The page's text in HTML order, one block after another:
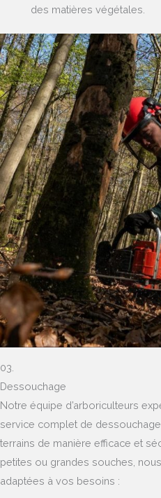
des matières végétales.
03.
Dessouchage
Notre équipe d’arboriculteurs
service complet de
terrains de manière efficace et
petites ou grandes souches,
adaptées à vos besoins :